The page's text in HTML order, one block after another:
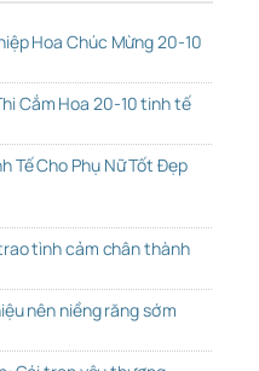
Hoa Chúc Mừng 20-10
Cắm Hoa 20-10 tinh tế
Tế Cho Phụ Nữ Tốt Đẹp
tình cảm chân thành
nên niềng răng sớm